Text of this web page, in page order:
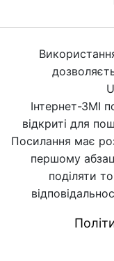
Інтернет-ЗМІ
відкриті для
Посилання має
першому
поділяти